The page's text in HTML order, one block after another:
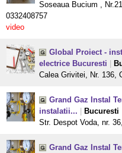
Soseaua Bucium ,
0332408757
video
Global Proiect -
electrice Bucuresti
Calea Grivitei, Nr. 136,
Grand Gaz Instal
instalatii...
Bucuresti
Str. Despot Voda, nr.
Grand Gaz Instal